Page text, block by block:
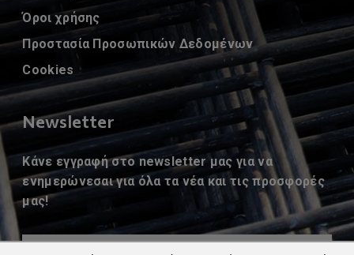
Όροι χρήσης
Προστασία Προσωπικών Δεδομένων
Cookies
Newsletter
Κάνε εγγραφή στο newsletter μας για να
ενημερώνεσαι για όλα τα νέα και τις προσφορές
μας!